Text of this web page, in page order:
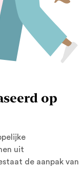
op
uit
de aanpak van